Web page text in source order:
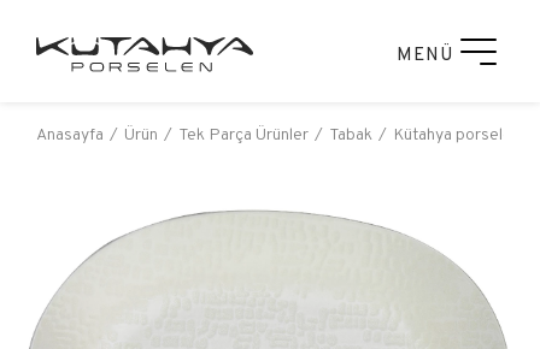
MENÜ
Anasayfa Ürün Tek Parça Ürünler Tabak Kütahya porselen